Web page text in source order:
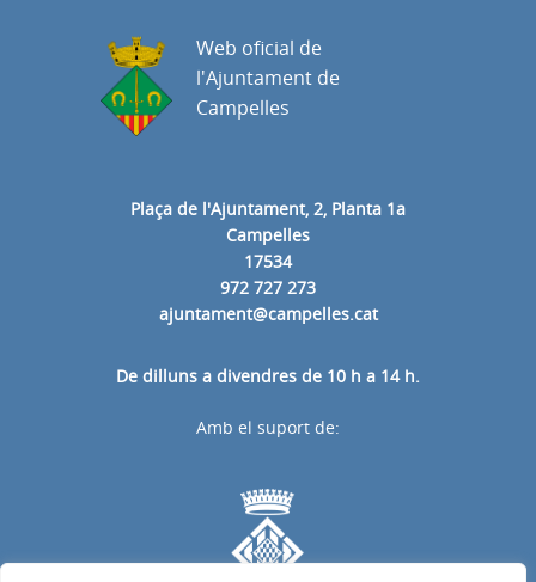
Plaça de l'Ajuntament, 2, Planta 1a
Campelles
17534
972 727 273
ajuntament@campelles.cat
De dilluns a divendres de 10 h a 14 h.
Web oficial de
l'Ajuntament de
Campelles
Amb el suport de: